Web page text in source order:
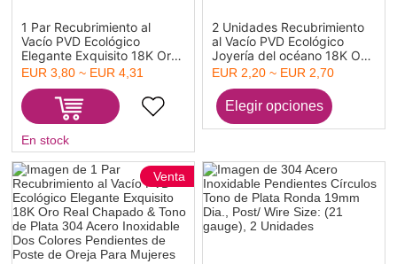
1 Par Recubrimiento al
Vacío PVD Ecológico
Elegante Exquisito 18K Oro
Real Chapado Blanco Acero
Natural Hoja Pendientes
Para Mujeres Regalo 6.6cm
x 2.3cm, Tamaño del
Poste/Cable: 0.7mm(21
gauge)
EUR 3,80 ~ EUR 4,31
En stock
2 Unidades Recubrimiento
al Vacío PVD Ecológico
Joyería del océano 18K Oro
Real Chapado 304 Acero
Pendientes de Aro Para
Mujeres Regalo Tamaño del
Poste/Cable: 1mm(18
EUR 2,20 ~ EUR 2,70
Venta